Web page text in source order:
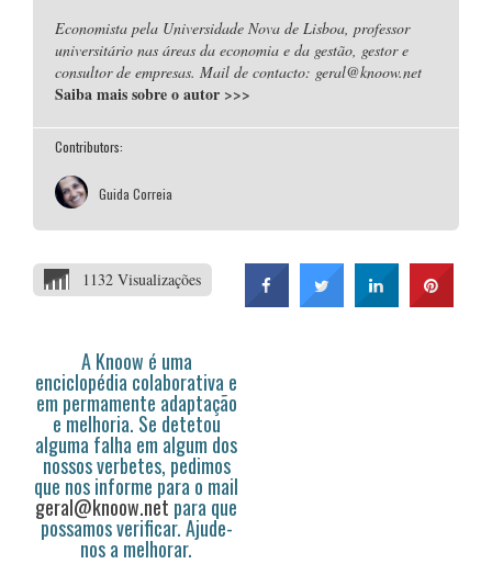
Economista pela Universidade Nova de Lisboa, professor
universitário nas áreas da economia e da gestão, gestor e
consultor de empresas. Mail de contacto: geral@knoow.net
Saiba mais sobre o autor >>>
Contributors:
Guida Correia
1132 Visualizações
A Knoow é uma
enciclopédia colaborativa e
em permamente adaptação
e melhoria. Se detetou
alguma falha em algum dos
nossos verbetes, pedimos
que nos informe para o mail
geral@knoow.net para que
possamos verificar. Ajude-
nos a melhorar.